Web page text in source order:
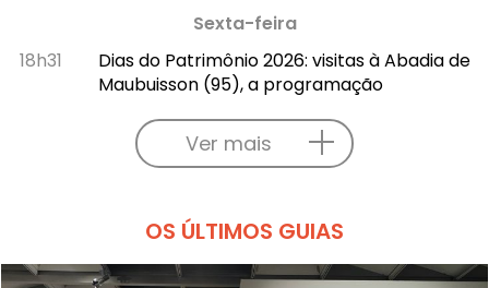
Sexta-feira
18h31
Dias do Patrimônio 2026: visitas à Abadia de
Maubuisson (95), a programação
Ver mais
OS ÚLTIMOS GUIAS